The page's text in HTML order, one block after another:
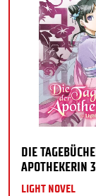
DIE
APOTHEKERIN
LIGHT NOVEL